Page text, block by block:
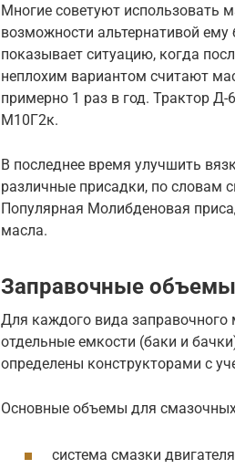
Многие советуют использовать
возможности альтернативой
показывает ситуацию, когда
неплохим вариантом считают
примерно 1 раз в год. Трактор
М10Г2к.
В последнее время улучшить
различные присадки, по словам
Популярная Молибденовая
масла.
Заправочные
Для каждого вида заправочного
отдельные емкости (баки и
определены конструкторами с
Основные объемы для
система смазки